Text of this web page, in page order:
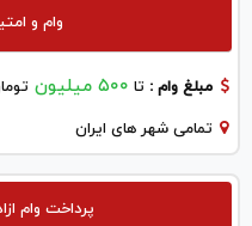
وام و
مبلغ وام : تا ۵۰۰ میلیون
تمامی شهر های ایران
پرداخت وام